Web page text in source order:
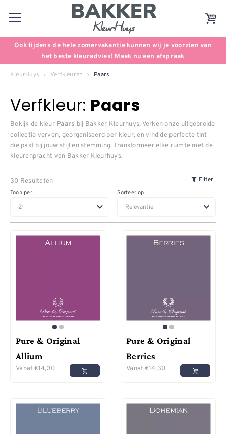
Ook tijdens de hele zomervakantie kunnen wij je voorzien van
het beste kleuradvies! Maak nu een afspraak
KleurHuys Verfkleuren Paars
Verfkleur: Paars
Bekijk de kleur Paars bij Bakker Kleurhuys. Verken onze uitgebreide
collectie verven, georganiseerd per kleur, en vind de perfecte tint
die past bij jouw stijl en stemming. Transformeer elke ruimte met de
kleurenpracht van Bakker Kleurhuys.
30 Resultaten Filter
Toon per: Sorteer op:
Pure & Original
Allium
Vanaf €14,30
Pure & Original
Berries
Vanaf €14,30